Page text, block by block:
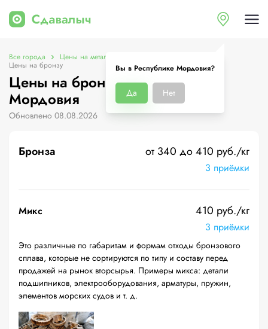
Вы в Республике Мордовия?
Да Нет
Все города Цены на металлолом в Республике Мордовия
Цены на бронзу
Цены на бронзу в Республике
Мордовия
Обновлено 08.08.2026
Бронза от 340 до 410 руб./кг
3 приёмки
Микс 410 руб./кг
3 приёмки
Это различные по габаритам и формам отходы бронзового
сплава, которые не сортируются по типу и составу перед
продажей на рынок вторсырья. Примеры микса: детали
подшипников, электрооборудования, арматуры, пружин,
элементов морских судов и т. д.